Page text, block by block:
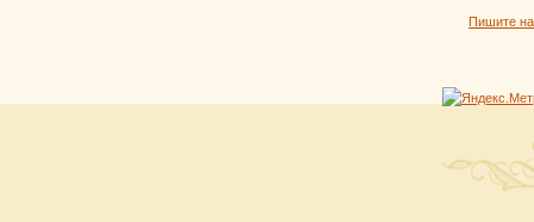
Пишите